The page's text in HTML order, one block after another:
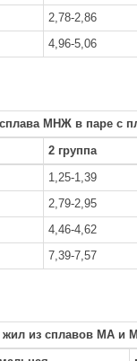
2,78-2,86
4,96-5,06
МНЖ в паре с
2 группа
1,25-1,39
2,79-2,95
4,46-4,62
7,39-7,57
из сплавов МА и